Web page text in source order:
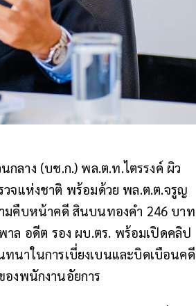
กลาง (บช.ก.) พล.ต.ท.ไตรรงค์ ผิว
วจแห่งชาติ พร้อมด้วย พล.ต.ต.จรูญ
ามคืบหน้าคดี สินบนทองคำ 246 บาท
ล อดีต รอง ผบ.ตร. พร้อมเปิดคลิป
ทนาในการเบี่ยงเบนและบิดเบือนคดี
งพนักงานอัยการ